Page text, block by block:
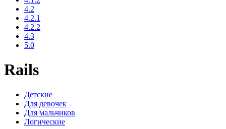
4.2
4.2.1
4.2.2
4.3
5.0
Rails
Детские
Для девочек
Для мальчиков
Логические